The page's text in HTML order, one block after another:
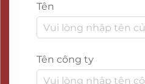
Tên
Tên công ty